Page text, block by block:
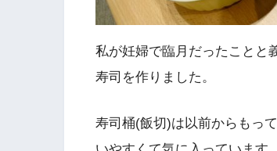
私が妊婦で臨月だったことと
寿司を作りました。
寿司桶(飯切)は以前からもっ